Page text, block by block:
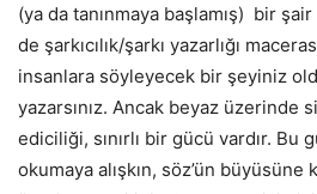
(ya da tanınmaya başlamış) bir
de şarkıcılık/şarkı yazarlığı
insanlara söyleyecek bir şeyiniz
yazarsınız. Ancak beyaz üzerinde
ediciliği, sınırlı bir gücü vardır. Bu
okumaya alışkın, söz’ün büyüsüne